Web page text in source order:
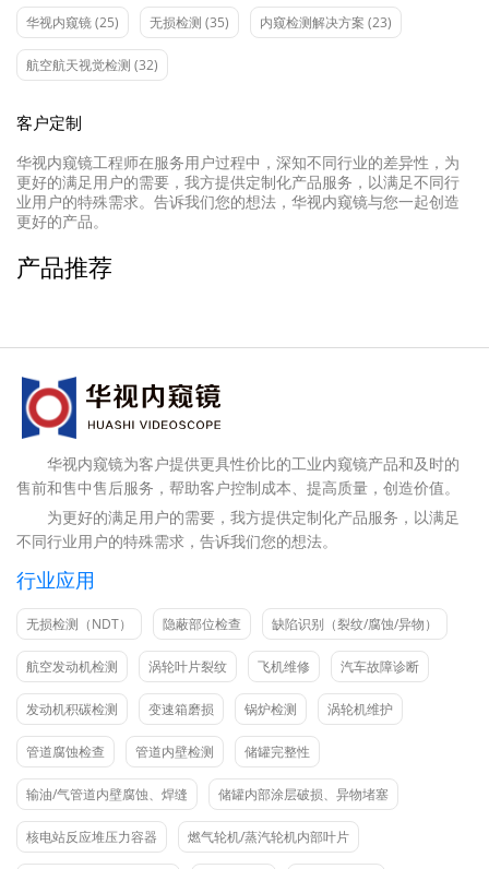
华视内窥镜(25) 无损检测 (35) 内窥检测解决方案 (23)
航空航天视觉检测 (32)
客户定制
华视内窥镜工程师在服务用户过程中，深知不同行业的差异性，为
更好的满足用户的需要，我方提供定制化产品服务，以满足不同行
业用户的特殊需求。告诉我们您的想法，华视内窥镜与您一起创造
更好的产品。
产品推荐
华视内窥镜为客户提供更具性价比的工业内窥镜产品和及时的
售前和售中售后服务，帮助客户控制成本、提高质量，创造价值。
为更好的满足用户的需要，我方提供定制化产品服务，以满足
不同行业用户的特殊需求，告诉我们您的想法。
行业应用
无损检测（NDT） 隐蔽部位检查 缺陷识别（裂纹/腐蚀/异物）
航空发动机检测 涡轮叶片裂纹 飞机维修 汽车故障诊断
发动机积碳检测 变速箱磨损 锅炉检测 涡轮机维护
管道腐蚀检查 管道内壁检测 储罐完整性
输油/气管道内壁腐蚀、焊缝 储罐内部涂层破损、异物堵塞
核电站反应堆压力容器 燃气轮机/蒸汽轮机内部叶片